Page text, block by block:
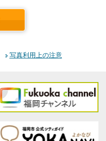
写真利用上の注意